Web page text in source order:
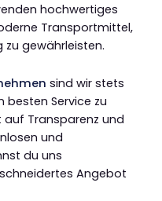
hochwertiges
Transportmittel,
zu gewährleisten.
sind wir stets
besten Service zu
auf Transparenz und
und
du uns
Angebot